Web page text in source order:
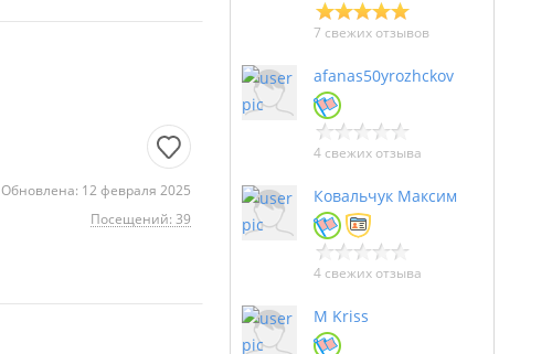
Обновлена: 12 февраля 2025
Посещений: 39
7 свежих отзывов
afanas50yrozhckov
4 свежих отзыва
Ковальчук Максим
4 свежих отзыва
M Kriss